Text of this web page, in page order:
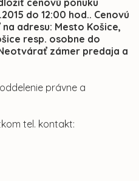
cenovú ponuku
do 12:00 hod.. Cenovú
adresu: Mesto Košice,
resp. osobne do
zámer predaja a
právne a
tel. kontakt: